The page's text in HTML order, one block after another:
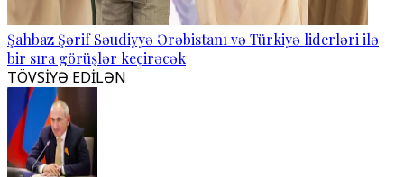
Şahbaz Şərif Səudiyyə Ərəbistanı və Türkiyə liderləri ilə
bir sıra görüşlər keçirəcək
TÖVSİYƏ EDİLƏN